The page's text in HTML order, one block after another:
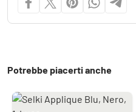
Potrebbe piacerti anche